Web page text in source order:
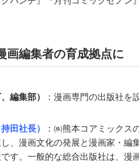
画編集者の育成拠点に
編集部） ：漫画専門の出版社を
田社長）
：㈱熊本コアミックス
、漫画文化の発展と漫画家・編
す。一般的な総合出版社は、漫